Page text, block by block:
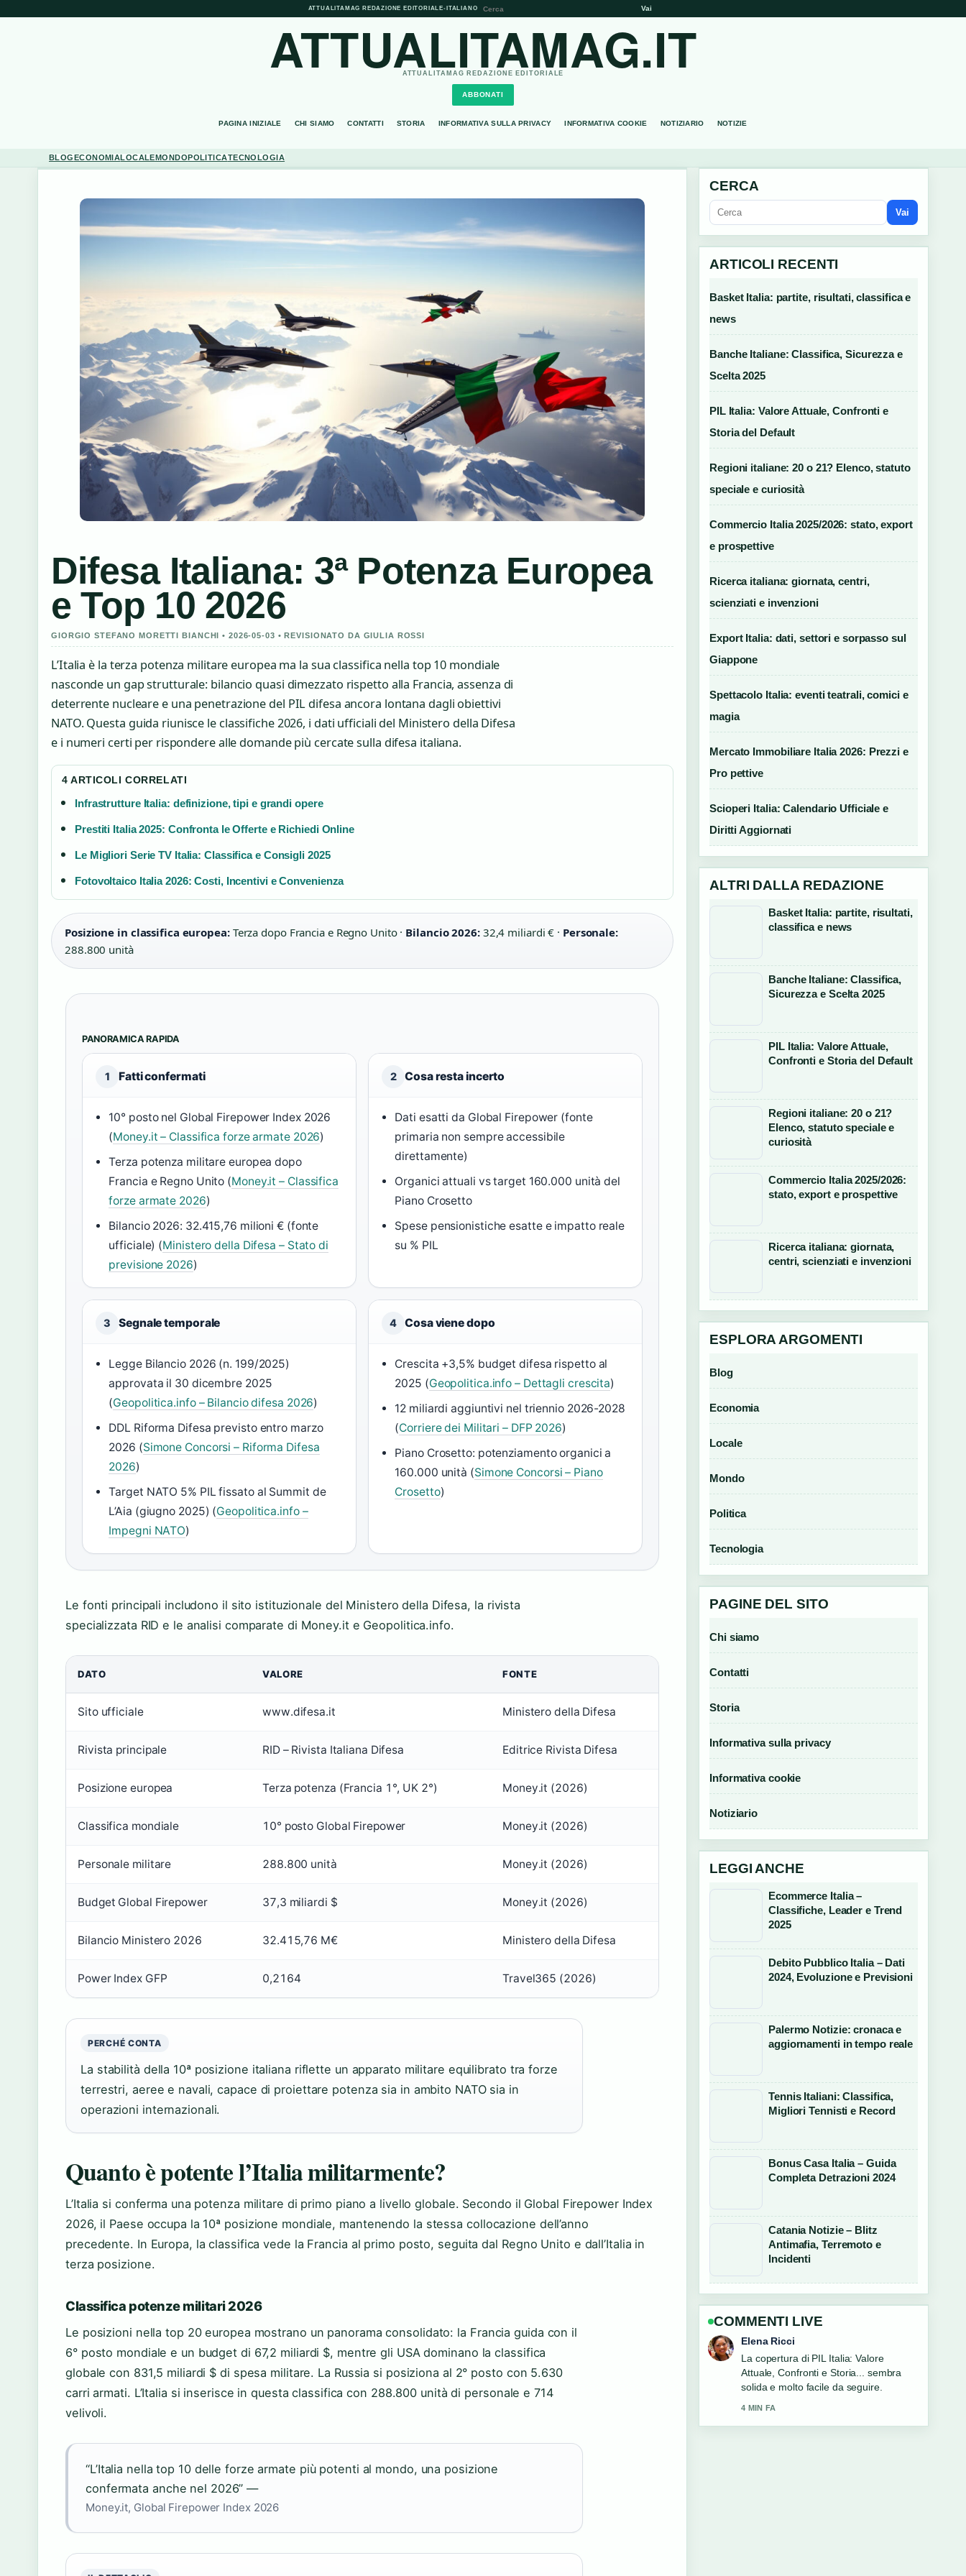
ATTUALITAMAG REDAZIONE EDITORIALE• ITALIANO Vai
ATTUALITAMAG.IT
ATTUALITAMAG REDAZIONE EDITORIALE
ABBONATI
PAGINA INIZIALE CHI SIAMO CONTATTI STORIA INFORMATIVA SULLA PRIVACY INFORMATIVA COOKIE NOTIZIARIO NOTIZIE
BLOGECONOMIALOCALEMONDOPOLITICATECNOLOGIA
Difesa Italiana: 3ª Potenza Europea
e Top 10 2026
GIORGIO STEFANO MORETTI BIANCHI • 2026-05-03 • REVISIONATO DA GIULIA ROSSI
L’Italia è la terza potenza militare europea ma la sua classifica nella top 10 mondiale
nasconde un gap strutturale: bilancio quasi dimezzato rispetto alla Francia, assenza di
deterrente nucleare e una penetrazione del PIL difesa ancora lontana dagli obiettivi
NATO. Questa guida riunisce le classifiche 2026, i dati ufficiali del Ministero della Difesa
e i numeri certi per rispondere alle domande più cercate sulla difesa italiana.
4 ARTICOLI CORRELATI
Infrastrutture Italia: definizione, tipi e grandi opere
Prestiti Italia 2025: Confronta le Offerte e Richiedi Online
Le Migliori Serie TV Italia: Classifica e Consigli 2025
Fotovoltaico Italia 2026: Costi, Incentivi e Convenienza
Posizione in classifica europea:Terza dopo Francia e Regno Unito · Bilancio 2026:32,4 miliardi € · Personale:
288.800 unità
PANORAMICA RAPIDA
1 Fatti confermati
10° posto nel Global Firepower Index 2026
(Money.it – Classifica forze armate 2026)
Terza potenza militare europea dopo
Francia e Regno Unito (Money.it – Classifica
forze armate 2026)
Bilancio 2026: 32.415,76 milioni € (fonte
ufficiale) (Ministero della Difesa – Stato di
previsione 2026)
2 Cosa resta incerto
Dati esatti da Global Firepower (fonte
primaria non sempre accessibile
direttamente)
Organici attuali vs target 160.000 unità del
Piano Crosetto
Spese pensionistiche esatte e impatto reale
su % PIL
3 Segnale temporale
Legge Bilancio 2026 (n. 199/2025)
approvata il 30 dicembre 2025
(Geopolitica.info – Bilancio difesa 2026)
DDL Riforma Difesa previsto entro marzo
2026 (Simone Concorsi – Riforma Difesa
2026)
Target NATO 5% PIL fissato al Summit de
L’Aia (giugno 2025) (Geopolitica.info –
Impegni NATO)
4 Cosa viene dopo
Crescita +3,5% budget difesa rispetto al
2025 (Geopolitica.info – Dettagli crescita)
12 miliardi aggiuntivi nel triennio 2026-2028
(Corriere dei Militari – DFP 2026)
Piano Crosetto: potenziamento organici a
160.000 unità (Simone Concorsi – Piano
Crosetto)
Le fonti principali includono il sito istituzionale del Ministero della Difesa, la rivista
specializzata RID e le analisi comparate di Money.it e Geopolitica.info.
DATO VALORE FONTE
Sito ufficiale www.difesa.it Ministero della Difesa
Rivista principale RID – Rivista Italiana Difesa Editrice Rivista Difesa
Posizione europea Terza potenza (Francia 1°, UK 2°) Money.it (2026)
Classifica mondiale 10° posto Global Firepower Money.it (2026)
Personale militare 288.800 unità Money.it (2026)
Budget Global Firepower 37,3 miliardi $ Money.it (2026)
Bilancio Ministero 2026 32.415,76 M€ Ministero della Difesa
Power Index GFP 0,2164 Travel365 (2026)
PERCHÉ CONTA
La stabilità della 10ª posizione italiana riflette un apparato militare equilibrato tra forze
terrestri, aeree e navali, capace di proiettare potenza sia in ambito NATO sia in
operazioni internazionali.
Quanto è potente l’Italia militarmente?
L’Italia si conferma una potenza militare di primo piano a livello globale. Secondo il Global Firepower Index
2026, il Paese occupa la 10ª posizione mondiale, mantenendo la stessa collocazione dell’anno
precedente. In Europa, la classifica vede la Francia al primo posto, seguita dal Regno Unito e dall’Italia in
terza posizione.
Classifica potenze militari 2026
Le posizioni nella top 20 europea mostrano un panorama consolidato: la Francia guida con il
6° posto mondiale e un budget di 67,2 miliardi $, mentre gli USA dominano la classifica
globale con 831,5 miliardi $ di spesa militare. La Russia si posiziona al 2° posto con 5.630
carri armati. L’Italia si inserisce in questa classifica con 288.800 unità di personale e 714
velivoli.
“L’Italia nella top 10 delle forze armate più potenti al mondo, una posizione
confermata anche nel 2026” —
Money.it, Global Firepower Index 2026
CERCA
Vai
ARTICOLI RECENTI
Basket Italia: partite, risultati, classifica e
news
Banche Italiane: Classifica, Sicurezza e
Scelta 2025
PIL Italia: Valore Attuale, Confronti e
Storia del Default
Regioni italiane: 20 o 21? Elenco, statuto
speciale e curiosità
Commercio Italia 2025/2026: stato, export
e prospettive
Ricerca italiana: giornata, centri,
scienziati e invenzioni
Export Italia: dati, settori e sorpasso sul
Giappone
Spettacolo Italia: eventi teatrali, comici e
magia
Mercato Immobiliare Italia 2026: Prezzi e
Pro pettive
Scioperi Italia: Calendario Ufficiale e
Diritti Aggiornati
ALTRI DALLA REDAZIONE
Basket Italia: partite, risultati,
classifica e news
Banche Italiane: Classifica,
Sicurezza e Scelta 2025
PIL Italia: Valore Attuale,
Confronti e Storia del Default
Regioni italiane: 20 o 21?
Elenco, statuto speciale e
curiosità
Commercio Italia 2025/2026:
stato, export e prospettive
Ricerca italiana: giornata,
centri, scienziati e invenzioni
ESPLORA ARGOMENTI
Blog
Economia
Locale
Mondo
Politica
Tecnologia
PAGINE DEL SITO
Chi siamo
Contatti
Storia
Informativa sulla privacy
Informativa cookie
Notiziario
LEGGI ANCHE
Ecommerce Italia –
Classifiche, Leader e Trend
2025
Debito Pubblico Italia – Dati
2024, Evoluzione e Previsioni
Palermo Notizie: cronaca e
aggiornamenti in tempo reale
Tennis Italiani: Classifica,
Migliori Tennisti e Record
Bonus Casa Italia – Guida
Completa Detrazioni 2024
Catania Notizie – Blitz
Antimafia, Terremoto e
Incidenti
COMMENTI LIVE
Matteo Galli
Ottimo lavoro di verifica intorno a
Basket Italia: partite, risultati, classifica
e news. Piu testate dovrebbero scrivere